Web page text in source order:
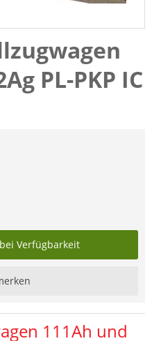
PL-PKP IC
Verfügbarkeit
111Ah und